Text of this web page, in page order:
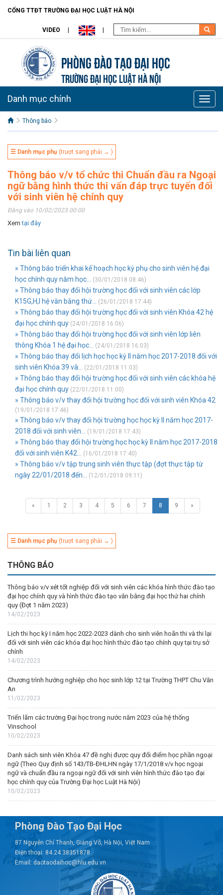
CỔNG TTĐT TRƯỜNG ĐẠI HỌC LUẬT HÀ NỘI
VIDEO
Phòng Đào Tạo đại học
TRƯỜNG ĐẠI HỌC LUẬT HÀ NỘI
Toggle
Danh mục chính
Thông báo
☰ Danh mục phụ (trượt sang phải → )
Thông báo v/v tổ chức thi Chuẩn đầu ra Ngoại
ngữ bằng hình thức thi vấn đáp trực tuyến đối
với sinh viên hệ chính quy
Đăng vào 10/02/2023 00:00
Xemtại đây
Tin bài liên quan
» Thông báo triển khai kế hoạch học kỳ phụ cho sinh viên hệ đại
học chính quy năm học...
(30/01/2018 08:46)
» Thông báo thay đổi hội trường học đối với sinh viên các lớp
K15G,H,I hệ văn bằng thứ...
(26/01/2018 17:44)
» Thông báo thay đổi hội trường học đối với sinh viên Khóa 42 hệ
đại học chính quy (24/01/2018 16:06)
» Thông báo thay đổi hội trường học đối với sinh viên lớp liên
thông Khóa 1 hệ đại học...
(24/01/2018 16:03)
» Thông báo thay đổi lịch học học kỳ II năm học 2017-2018 đối với
sinh viên Khóa 39 và...
(22/01/2018 11:03)
» Thông báo thay đổi hội trường học đối với sinh viên các khóa hệ
đại học chính quy (22/01/2018 11:00)
» Thông báo v/v thay đổi hội trường học đối với sinh viên Khóa 42
(19/01/2018 17:46)
» Thông báo v/v thay đổi hội trường học học kỳ II năm học 2017-
2018 đối với sinh viên...
(19/01/2018 17:43)
» Thông báo thay đổi hội trường học học kỳ II năm học 2017-2018
đối với sinh viên K42...
(16/01/2018 17:40)
» Thông báo v/v tập trung sinh viên thực tập (đợt thực tập từ
ngày 22/01/2018 đến...
(12/01/2018 09:11)
« 1 2 3 4 5 6 7 8 9 »
☰ Danh mục phụ (trượt sang phải → )
THÔNG BÁO
Thông báo v/v xét tốt nghiệp đối với sinh viên các khóa hình thức đào tạo
đại học chính quy và hình thức đào tạo văn bằng đại học thứ hai chính
quy (Đợt 1 năm 2023)
14/02/2023
Lịch thi học kỳ I năm học 2022-2023 dành cho sinh viên hoãn thi và thi lại
đối với sinh viên các khóa đại học hình thức đào tạo chính quy tại trụ sở
chính
14/02/2023
Chương trình hướng nghiệp cho học sinh lớp 12 tại Trường THPT Chu Văn
An
11/02/2023
Triển lãm các trường Đại học trong nước năm 2023 của hệ thống
Vinschool
10/02/2023
Danh sách sinh viên Khóa 47 đề nghị được quy đổi điểm học phần ngoại
ngữ (Theo Quy định số 143/TB-ĐHLHN ngày 17/1/2018 v/v học ngoại
ngữ và chuẩn đầu ra ngoại ngữ đối với sinh viên hình thức đào tạo đại
học chính quy của Trường Đại học Luật Hà Nội)
10/02/2023
Phòng Đào Tạo Đại Học
87 Nguyễn Chí Thanh, Giảng Võ, Hà Nội, Việt Nam
Điện thoại: 84.24.38351878
Email: daotaodaihoc@hlu.edu.vn